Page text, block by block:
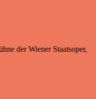
der Wiener Staatsoper,